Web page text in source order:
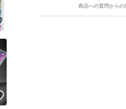
について
商品への質問から